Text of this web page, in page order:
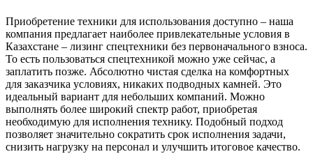
Приобретение техники для использования доступно – наша
компания предлагает наиболее привлекательные условия в
Казахстане – лизинг спецтехники без первоначального взноса.
То есть пользоваться спецтехникой можно уже сейчас, а
заплатить позже. Абсолютно чистая сделка на комфортных
для заказчика условиях, никаких подводных камней. Это
идеальный вариант для небольших компаний. Можно
выполнять более широкий спектр работ, приобретая
необходимую для исполнения технику. Подобный подход
позволяет значительно сократить срок исполнения задачи,
снизить нагрузку на персонал и улучшить итоговое качество.